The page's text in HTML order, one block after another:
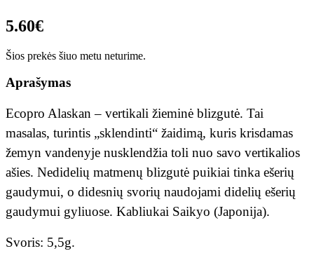
5.60€
Šios prekės šiuo metu neturime.
Aprašymas
Ecopro Alaskan – vertikali žieminė blizgutė. Tai
masalas, turintis „sklendinti“ žaidimą, kuris krisdamas
žemyn vandenyje nusklendžia toli nuo savo vertikalios
ašies. Nedidelių matmenų blizgutė puikiai tinka ešerių
gaudymui, o didesnių svorių naudojami didelių ešerių
gaudymui gyliuose. Kabliukai Saikyo (Japonija).
Svoris: 5,5g.